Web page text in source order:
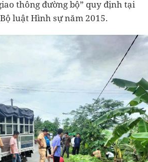
thông đường bộ” quy định tại
luật Hình sự năm 2015.